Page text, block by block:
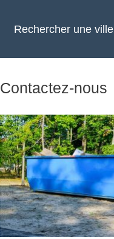
Rechercher une ville
Contactez-nous